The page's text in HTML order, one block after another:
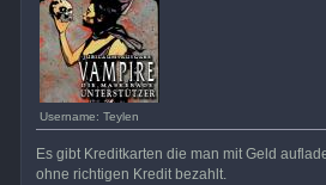
Username: Teylen
Es gibt Kreditkarten die man mit Geld
ohne richtigen Kredit bezahlt.